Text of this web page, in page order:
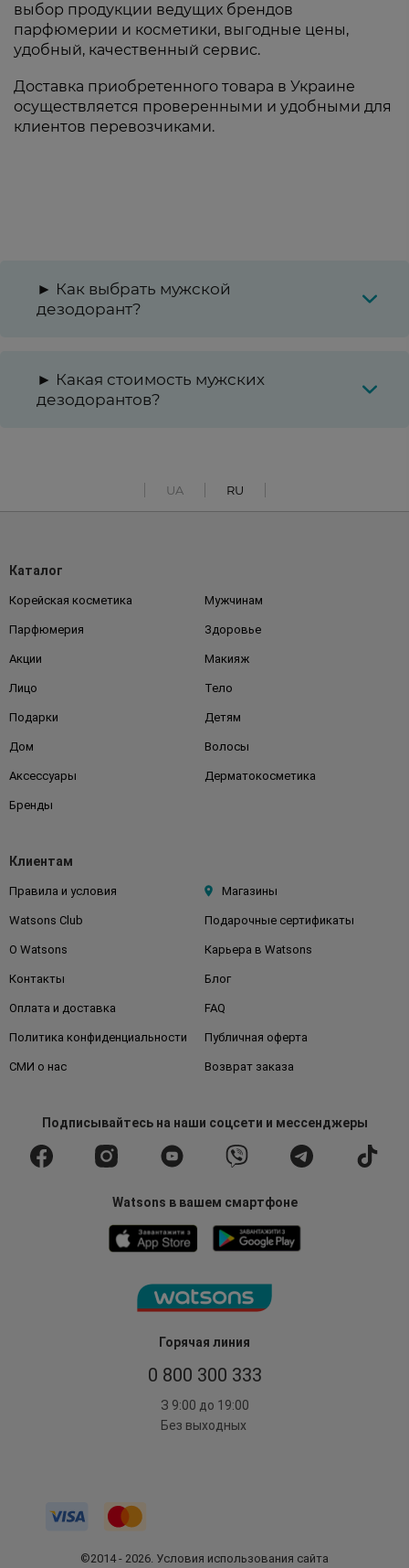
выбор продукции ведущих брендов
парфюмерии и косметики, выгодные цены,
удобный, качественный сервис.
Доставка приобретенного товара в Украине
осуществляется проверенными и удобными для
клиентов перевозчиками.
► Как выбрать мужской
дезодорант?
► Какая стоимость мужских
дезодорантов?
UA RU
Горячая линия
0 800 300 333
З 9:00 до 19:00
Без выходных
Каталог
Корейская косметика Мужчинам
Парфюмерия Здоровье
Акции Макияж
Лицо Тело
Подарки Детям
Дом Волосы
Аксессуары Дерматокосметика
Бренды
Клиентам
Правила и условия Магазины
Watsons Club Подарочные сертификаты
О Watsons Карьера в Watsons
Контакты Блог
Оплата и доставка FAQ
Политика конфиденциальности Публичная оферта
СМИ о нас Возврат заказа
Подписывайтесьна наши соцсети и мессенджеры
Watsons в вашем смартфоне
©2014 - 2026. Условия использования сайта